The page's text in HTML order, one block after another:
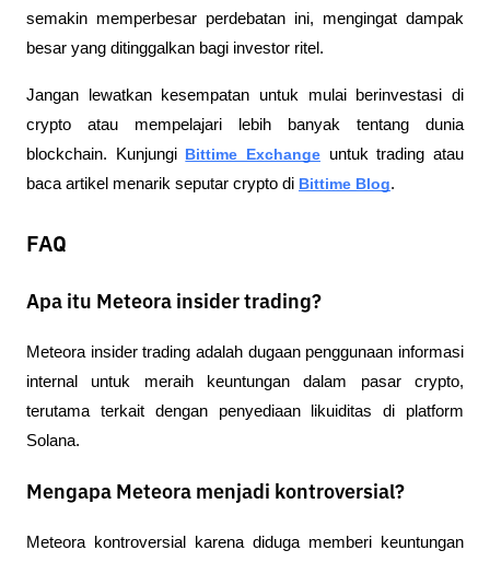
semakin memperbesar perdebatan ini, mengingat dampak
besar yang ditinggalkan bagi investor ritel.
Jangan lewatkan kesempatan untuk mulai berinvestasi di
crypto atau mempelajari lebih banyak tentang dunia
blockchain. Kunjungi Bittime Exchange untuk trading atau
baca artikel menarik seputar crypto di Bittime Blog.
FAQ
Apa itu Meteora insider trading?
Meteora insider trading adalah dugaan penggunaan informasi
internal untuk meraih keuntungan dalam pasar crypto,
terutama terkait dengan penyediaan likuiditas di platform
Solana.
Mengapa Meteora menjadi kontroversial?
Meteora kontroversial karena diduga memberi keuntungan